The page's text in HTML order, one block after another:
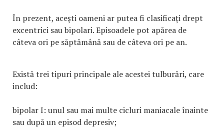
În prezent, acești oameni ar putea fi clasificați drept
excentrici sau bipolari. Episoadele pot apărea de
câteva ori pe săptămână sau de câteva ori pe an.
Există trei tipuri principale ale acestei tulburări, care
includ:
bipolar I: unul sau mai multe cicluri maniacale înainte
sau după un episod depresiv;